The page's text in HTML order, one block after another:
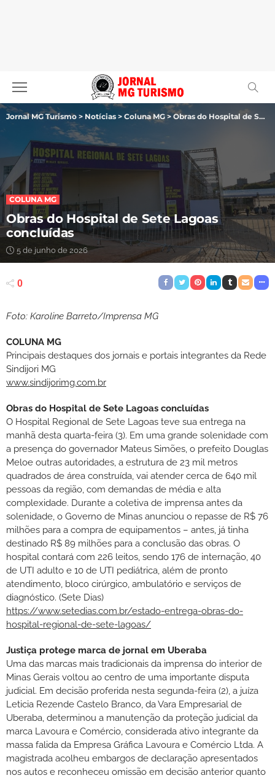
Jornal MG Turismo > Notícias > Coluna MG > Obras do Hospital de Sete Lagoas concluídas
COLUNA MG
Obras do Hospital de Sete Lagoas
concluídas
5 de junho de 2026
0
Foto: Karoline Barreto/Imprensa MG
COLUNA MG
Principais destaques dos jornais e portais integrantes da Rede
Sindijori MG
www.sindijorimg.com.br
Obras do Hospital de Sete Lagoas concluídas
O Hospital Regional de Sete Lagoas teve sua entrega na
manhã desta quarta-feira (3). Em uma grande solenidade com
a presença do governador Mateus Simões, o prefeito Douglas
Meloe outras autoridades, a estrutura de 23 mil metros
quadrados de área construída, vai atender cerca de 640 mil
pessoas da região, com demandas de média e alta
complexidade. Durante a coletiva de imprensa antes da
solenidade, o Governo de Minas anunciou o repasse de R$ 76
milhões para a compra de equipamentos – antes, já tinha
destinado R$ 89 milhões para a conclusão das obras. O
hospital contará com 226 leitos, sendo 176 de internação, 40
de UTI adulto e 10 de UTI pediátrica, além de pronto
atendimento, bloco cirúrgico, ambulatório e serviços de
diagnóstico. (Sete Dias)
https://www.setedias.com.br/estado-entrega-obras-do-
hospital-regional-de-sete-lagoas/
Justiça protege marca de jornal em Uberaba
Uma das marcas mais tradicionais da imprensa do interior de
Minas Gerais voltou ao centro de uma importante disputa
judicial. Em decisão proferida nesta segunda-feira (2), a juíza
Leticia Rezende Castelo Branco, da Vara Empresarial de
Uberaba, determinou a manutenção da proteção judicial da
marca Lavoura e Comércio, considerada ativo integrante da
massa falida da Empresa Gráfica Lavoura e Comércio Ltda. A
magistrada acolheu embargos de declaração apresentados
nos autos e reconheceu omissão em decisão anterior quanto